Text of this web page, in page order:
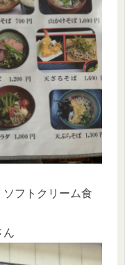
フトクリーム食
ん